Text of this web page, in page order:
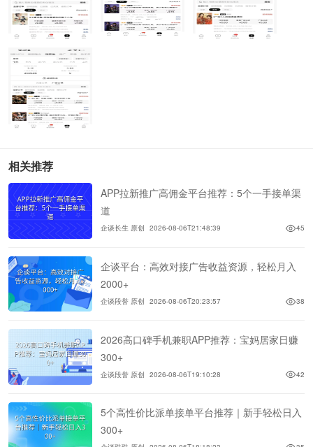
相关推荐
APP拉新推广高佣金平台推荐：5个一手接单渠
道
企谈长生 原创 2026-08-06T21:48:39 45
企谈平台：高效对接广告收益资源，轻松月入
2000+
企谈段誉 原创 2026-08-06T20:23:57 38
2026高口碑手机兼职APP推荐：宝妈居家日赚
300+
企谈段誉 原创 2026-08-06T19:10:28 42
5个高性价比派单接单平台推荐｜新手轻松日入
300+